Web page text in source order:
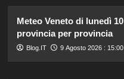
Meteo Veneto di lunedì
provincia per provincia
Blog.IT 9 Agosto 2026 : 15:00